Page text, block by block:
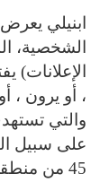
ابنيلي
الشخصية،
، أو يرون ،
والتي
45 من منطقة جغرافية محددة.